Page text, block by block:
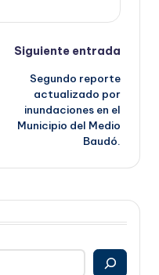
Siguiente entrada
Segundo reporte
actualizado por
inundaciones en el
Municipio del Medio
Baudó.